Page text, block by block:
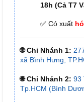
18h (Cả T7
✅ Có xuất
🌐 Chi Nhánh 1:
xã Bình Hưng,
🌐 Chi Nhánh 2: 93
Tp.HCM (Bình